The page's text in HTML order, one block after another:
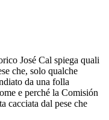
José Cal spiega quali
che, solo qualche
da una folla
e perché la Comisión
cacciata dal pese che